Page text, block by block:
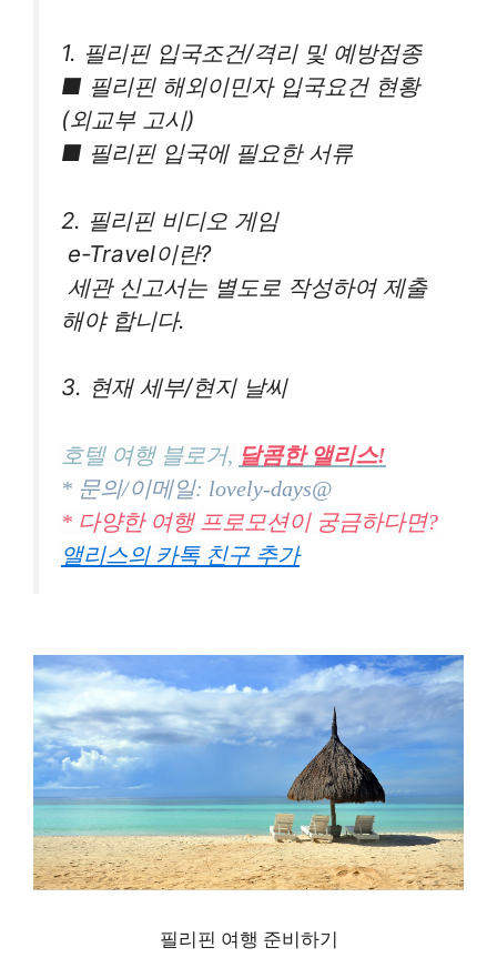
1. 필리핀 입국조건/격리 및 ​​예방접종
■ 필리핀 해외이민자 입국요건 현황
(외교부 고시)
■ 필리핀 입국에 필요한 서류
2. 필리핀 비디오 게임
︎ e-Travel이란?
︎ 세관 신고서는 별도로 작성하여 제출
해야 합니다.
3. 현재 세부/현지 날씨
호텔 여행 블로거, 달콤한 앨리스!
* 문의/이메일: lovely-days@
* 다양한 여행 프로모션이 궁금하다면?
앨리스의 카톡 친구 추가
필리핀 여행 준비하기